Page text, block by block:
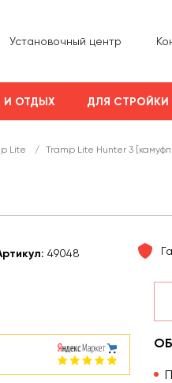
Установочный центр
И ОТДЫХ ДЛЯ СТРОЙКИ
Lite / Tramp Lite Hunter 3
икул: 49048